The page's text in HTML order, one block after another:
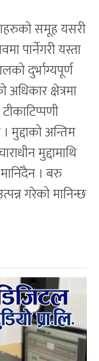
समूह यसरी
पार्नेगरी यस्ता
दुर्भाग्यपूर्ण
क्षेत्रमा
मुद्दाको अन्तिम
मुद्दामाथि
। बरु
गरेको मानिन्छ